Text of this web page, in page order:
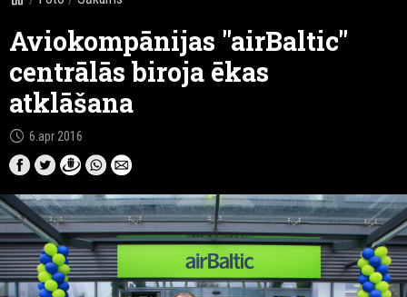
Aviokompānijas "airBaltic"
centrālās biroja ēkas
atklāšana
schedule 6.apr 2016